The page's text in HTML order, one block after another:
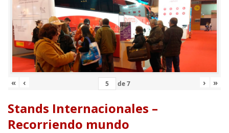
« ‹ de7 › »
Stands Internacionales –
Recorriendo mundo